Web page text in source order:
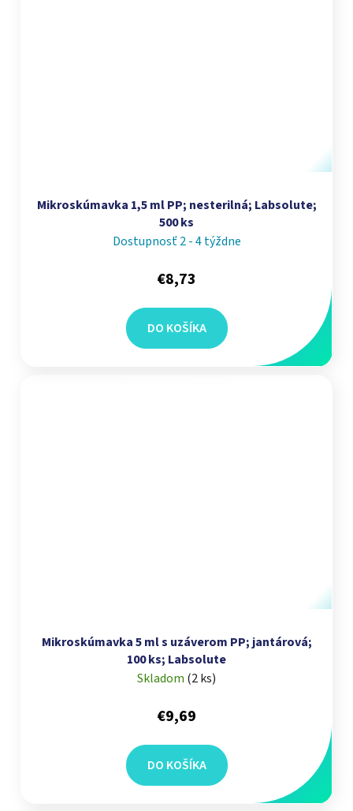
Mikroskúmavka 1,5 ml PP; nesterilná; Labsolute;
500 ks
Dostupnosť 2 - 4 týždne
€8,73
DO KOŠÍKA
Mikroskúmavka 5 ml s uzáverom PP; jantárová;
100 ks; Labsolute
Skladom (2 ks)
€9,69
DO KOŠÍKA